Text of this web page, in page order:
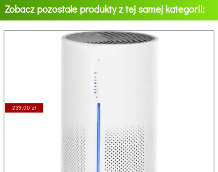
Zobacz pozostałe produkty z tej samej kategorii:
239.00 zł